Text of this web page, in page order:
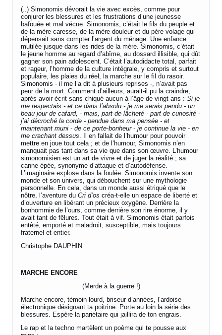
(..) Simonomis dévorait la vie avec excès, comme pour
conjurer les blessures et les frustrations d’une jeunesse
bafouée et mal vécue. Simonomis, c’était le fils du peuple et
de la mère-caresse, de la mère-douleur et du père volage qui
dépensait sans compter l’argent du ménage. Une enfance
mutilée jusque dans les rides de la mère. Simonomis, c’était
le jeune homme au regard d’abîme, au dossard illisible, qui dût
gagner son pain adolescent. C’était l’autodidacte total, parfait
et rageur, l’homme de la culture intégrale, y compris et surtout
populaire, les plaies du réel, la marche sur le fil du rasoir.
Simonomis - il me l’a dit à plusieurs reprises -, n’avait pas
peur de la mort. Comment d’ailleurs, aurait-il pu la craindre,
après avoir écrit sans chiqué aucun à l’âge de vingt ans :Si je
me respectais - et ce dans l’absolu - je me serais pendu - un
beau jour de cafard, - mais, part de lâcheté - part de curiosité -
j’ai décroché la corde - pendue dans ma pensée - et
maintenant muni - de ce porte-bonheur - je continue la vie - en
me crachant dessus. Il en fallait de l’humour pour pouvoir
mettre en joue tout cela ; et de l’humour, Simonomis n’en
manquait pas tant dans sa vie que dans son œuvre. L’humour
simonomisien est un art de vivre et de juger la réalité ; sa
canne-épée, synonyme d’attaque et d’autodéfense.
L’imaginaire explose dans la foulée. Simonomis invente son
monde et son univers, qui débouchent sur une mythologie
personnelle. En cela, dans un monde aussi étriqué que le
nôtre, l’aventure duCri d’os créa-t-elle un espace de liberté et
d’ouverture en libérant un précieux oxygène. Derrière la
bonhommie de l’ours, comme derrière son rire énorme, il y
avait tant de fêlures. Tout était à vif. Simonomis était parfois
entêté, emporté et maladroit, susceptible, mais toujours
fraternel et entier.
Christophe DAUPHIN
MARCHE ENCORE
(Merde à la guerre !)
Marche encore, témoin lourd, briseur d’années, l’ardoise
électronique désignant ta poitrine. Porte au loin la série des
blessures. Espère la pariétaire qui jaillira de ton engrais.
Le rap et la techno martèlent un poème qui te pousse aux